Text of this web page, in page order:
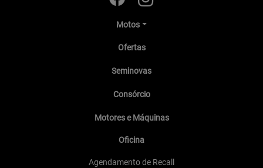
Motos
Ofertas
Seminovas
Consórcio
Motores e Máquinas
Oficina
Agendamento de Recall